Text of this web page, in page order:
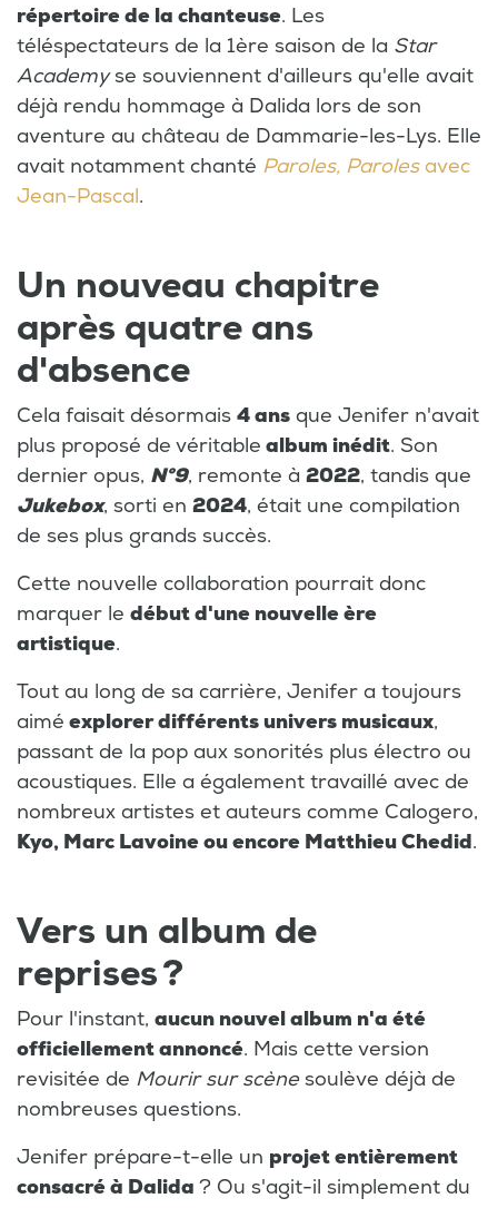
répertoire de la chanteuse. Les
téléspectateurs de la 1ère saison de la Star
Academyse souviennent d'ailleurs qu'elle avait
déjà rendu hommage à Dalida lors de son
aventure au château de Dammarie-les-Lys. Elle
avait notamment chanté Paroles, Parolesavec
Jean-Pascal.
Un nouveau chapitre
après quatre ans
d'absence
Cela faisait désormais 4 ans que Jenifer n'avait
plus proposé de véritable album inédit. Son
dernier opus, N°9, remonte à 2022, tandis que
Jukebox, sorti en 2024, était une compilation
de ses plus grands succès.
Cette nouvelle collaboration pourrait donc
marquer le début d'une nouvelle ère
artistique.
Tout au long de sa carrière, Jenifer a toujours
aimé explorer différents univers musicaux,
passant de la pop aux sonorités plus électro ou
acoustiques. Elle a également travaillé avec de
nombreux artistes et auteurs comme Calogero,
Kyo, Marc Lavoine ou encore Matthieu Chedid.
Vers un album de
reprises ?
Pour l'instant, aucun nouvel album n'a été
officiellement annoncé. Mais cette version
revisitée de Mourir sur scènesoulève déjà de
nombreuses questions.
Jenifer prépare-t-elle un projet entièrement
consacré à Dalida ? Ou s'agit-il simplement du